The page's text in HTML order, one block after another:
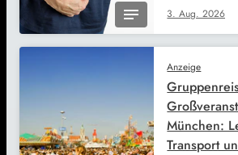
3. Aug. 2026
Anzeige
München:
Transport